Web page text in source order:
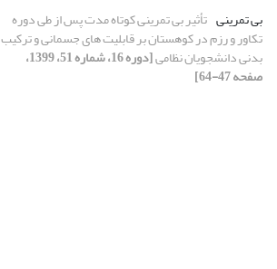
بی تمرینی تأثیر بی تمرینی کوتاه مدت پس از طی دوره
تکاور و رزم در کوهستان بر قابلیت های جسمانی و ترکیب
بدنی دانشجویان نظامی [دوره 16، شماره 51، 1399،
صفحه 47-64]